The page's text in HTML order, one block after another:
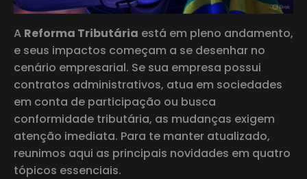
A Reforma Tributária está em pleno andamento,
e seus impactos começam a se desenhar no
cenário empresarial. Se sua empresa possui
contratos administrativos, atua em sociedades
em conta de participação ou busca
conformidade tributária, as mudanças exigem
atenção imediata. Para te manter atualizado,
reunimos aqui as principais novidades em quatro
tópicos essenciais.